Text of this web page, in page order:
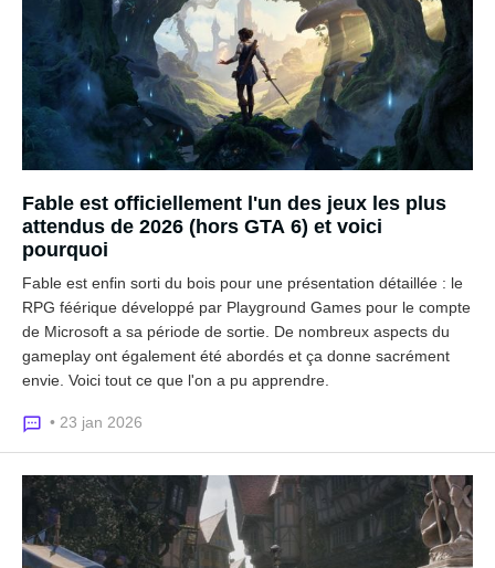
Fable est officiellement l'un des jeux les plus
attendus de 2026 (hors GTA 6) et voici
pourquoi
Fable est enfin sorti du bois pour une présentation détaillée : le
RPG féérique développé par Playground Games pour le compte
de Microsoft a sa période de sortie. De nombreux aspects du
gameplay ont également été abordés et ça donne sacrément
envie. Voici tout ce que l'on a pu apprendre.
• 23 jan 2026